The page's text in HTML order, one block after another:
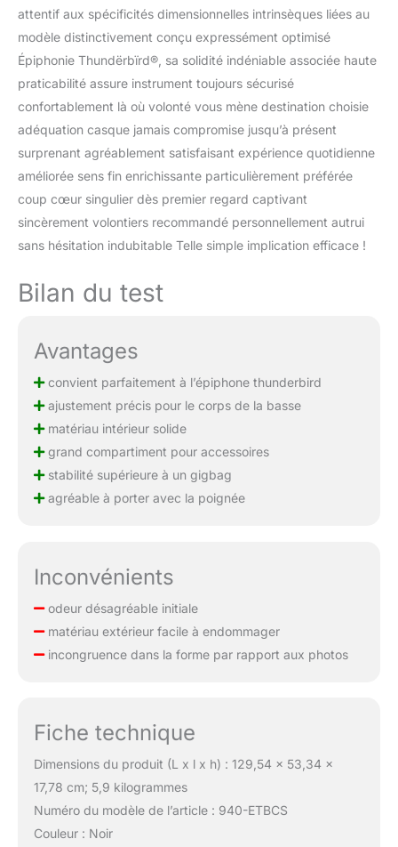
attentif aux spécificités dimensionnelles intrinsèques liées au
modèle distinctivement conçu expressément optimisé
Épiphonie Thundërbïrd®, sa solidité indéniable associée haute
praticabilité assure instrument toujours sécurisé
confortablement là où volonté vous mène destination choisie
adéquation casque jamais compromise jusqu’à présent
surprenant agréablement satisfaisant expérience quotidienne
améliorée sens fin enrichissante particulièrement préférée
coup cœur singulier dès premier regard captivant
sincèrement volontiers recommandé personnellement autrui
sans hésitation indubitable Telle simple implication efficace !
Bilan du test
Avantages
convient parfaitement à l’épiphone thunderbird
ajustement précis pour le corps de la basse
matériau intérieur solide
grand compartiment pour accessoires
stabilité supérieure à un gigbag
agréable à porter avec la poignée
Inconvénients
odeur désagréable initiale
matériau extérieur facile à endommager
incongruence dans la forme par rapport aux photos
Fiche technique
Dimensions du produit (L x l x h) : 129,54 x 53,34 x
17,78 cm; 5,9 kilogrammes
Numéro du modèle de l’article : 940-ETBCS
Couleur : Noir